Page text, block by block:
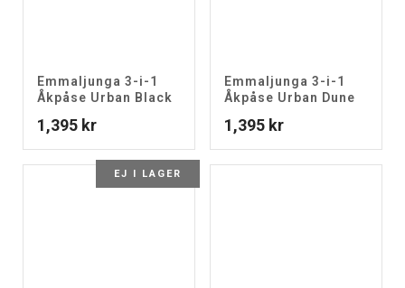
Emmaljunga 3-i-1
Åkpåse Urban Black
1,395 kr
Emmaljunga 3-i-1
Åkpåse Urban Dune
1,395 kr
EJ I LAGER